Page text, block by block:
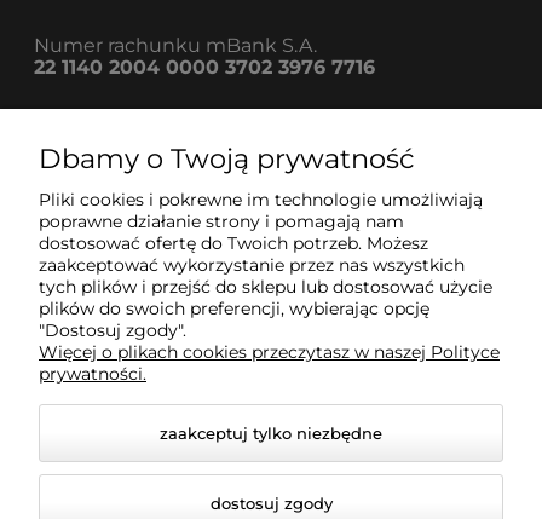
Numer rachunku mBank S.A.
22 1140 2004 0000 3702 3976 7716
Informacje
Strefa klienta
Pomoc
Dbamy o Twoją prywatność
Pliki cookies i pokrewne im technologie umożliwiają
poprawne działanie strony i pomagają nam
dostosować ofertę do Twoich potrzeb. Możesz
zaakceptować wykorzystanie przez nas wszystkich
tych plików i przejść do sklepu lub dostosować użycie
plików do swoich preferencji, wybierając opcję
"Dostosuj zgody".
Więcej o plikach cookies przeczytasz w naszej Polityce
prywatności.
zaakceptuj tylko niezbędne
dostosuj zgody